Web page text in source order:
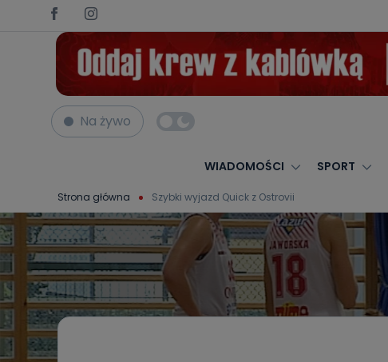
Na żywo
WIADOMOŚCI SPORT
Strona główna Szybki wyjazd Quick z Ostrovii